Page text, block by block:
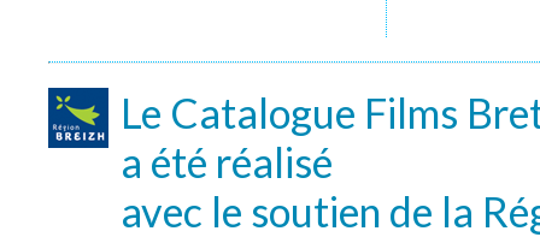
Le Catalogue Films
a été réalisé
avec le soutien de la